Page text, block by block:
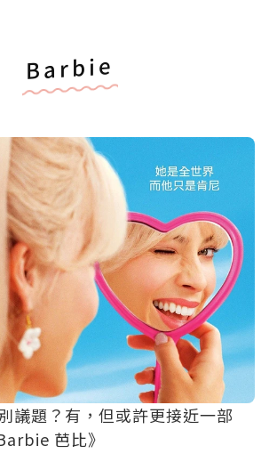
Barbie
議題？有，但或許更接近一部
芭比》